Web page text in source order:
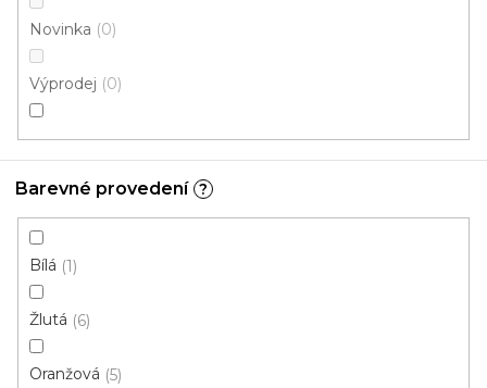
hotely
PVC pro hotely: Rubová
strana bez filcu
Řadit podle:
ZAVŘÍT FILTR
Novinka 0
Výprodej 0
Barevné provedení ?
Bílá 1
Žlutá 6
Oranžová 5
V